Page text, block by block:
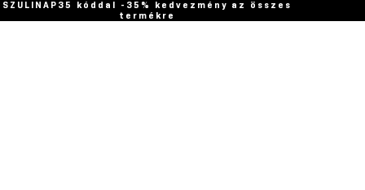
SZULINAP35 kóddal -35% kedvezmény az összes
termékre